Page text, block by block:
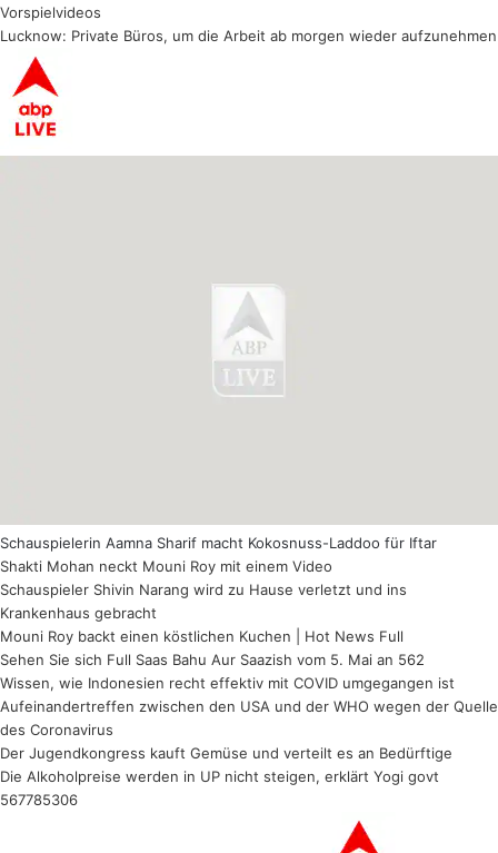
Vorspielvideos
Lucknow: Private Büros, um die Arbeit ab morgen wieder aufzunehmen
Schauspielerin Aamna Sharif macht Kokosnuss-Laddoo für Iftar
Shakti Mohan neckt Mouni Roy mit einem Video
Schauspieler Shivin Narang wird zu Hause verletzt und ins
Krankenhaus gebracht
Mouni Roy backt einen köstlichen Kuchen | Hot News Full
Sehen Sie sich Full Saas Bahu Aur Saazish vom 5. Mai an 562
Wissen, wie Indonesien recht effektiv mit COVID umgegangen ist
Aufeinandertreffen zwischen den USA und der WHO wegen der Quelle
des Coronavirus
Der Jugendkongress kauft Gemüse und verteilt es an Bedürftige
Die Alkoholpreise werden in UP nicht steigen, erklärt Yogi govt
567785306